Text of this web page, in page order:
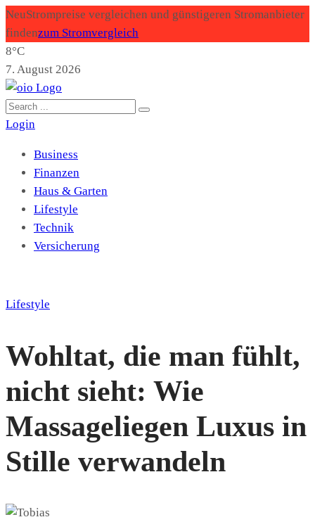
NeuStrompreise vergleichen und günstigeren Stromanbieter
findenzum Stromvergleich
8°C
7. August 2026
Login
Business
Finanzen
Haus & Garten
Lifestyle
Technik
Versicherung
Lifestyle
Wohltat, die man fühlt,
nicht sieht: Wie
Massageliegen Luxus in
Stille verwandeln